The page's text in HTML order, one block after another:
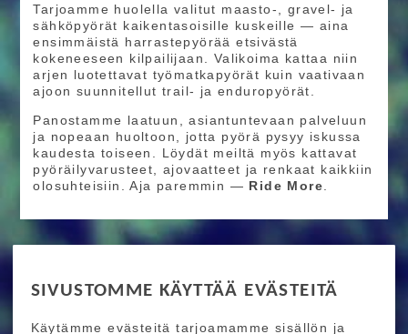
SIVUSTOMME KÄYTTÄÄ EVÄSTEITÄ
Käytämme evästeitä tarjoamamme sisällön ja
Tarjoamme huolella valitut maasto-, gravel- ja
sähköpyörät kaikentasoisille kuskeille — aina
ensimmäistä harrastepyörää etsivästä
kokeneeseen kilpailijaan. Valikoima kattaa niin
arjen luotettavat työmatkapyörät kuin vaativaan
ajoon suunnitellut trail- ja enduropyörät.
Panostamme laatuun, asiantuntevaan palveluun
ja nopeaan huoltoon, jotta pyörä pysyy iskussa
kaudesta toiseen. Löydät meiltä myös kattavat
pyöräilyvarusteet, ajovaatteet ja renkaat kaikkiin
olosuhteisiin. Aja paremmin — Ride More